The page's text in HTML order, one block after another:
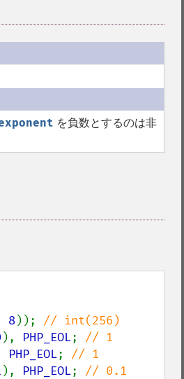
を負数とするのは非
8));
), PHP_EOL;
PHP_EOL;
), PHP_EOL; // 0.1